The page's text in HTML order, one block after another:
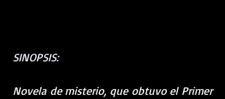
SINOPSIS:
Novela de misterio, que obtuvo el Primer